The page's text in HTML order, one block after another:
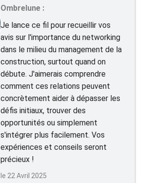
Ombrelune :
Je lance ce fil pour recueillir vos
avis sur l'importance du networking
dans le milieu du management de la
construction, surtout quand on
débute. J'aimerais comprendre
comment ces relations peuvent
concrètement aider à dépasser les
défis initiaux, trouver des
opportunités ou simplement
s'intégrer plus facilement. Vos
expériences et conseils seront
précieux !
le 22 Avril 2025